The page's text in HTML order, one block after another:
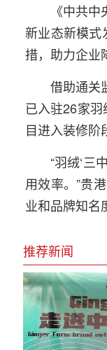
《中共
新业态新模式
措，助力企业
借助通关
已入驻26家
目进入装修阶
“羽绒‘三
用效率。”贵
业和品牌知名
推荐新闻